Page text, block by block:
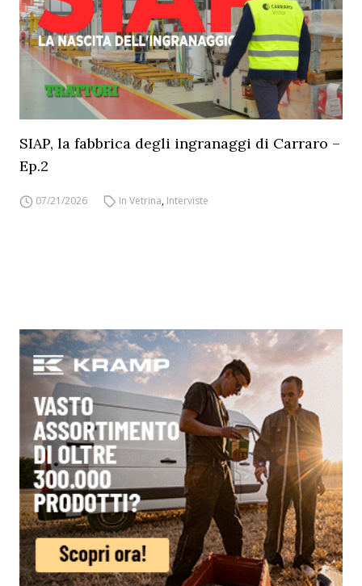
SIAP, la fabbrica degli ingranaggi di Carraro –
Ep.2
07/21/2026 In Vetrina, Interviste